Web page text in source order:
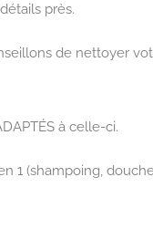
près.
de nettoyer
à celle-ci.
1 (shampoing,